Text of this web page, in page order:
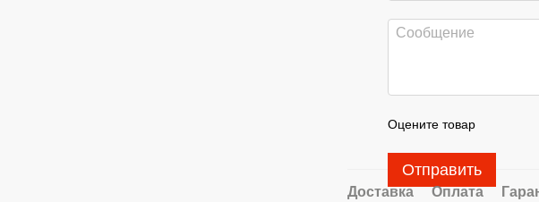
Оцените товар
Отправить
Доставка Оплата